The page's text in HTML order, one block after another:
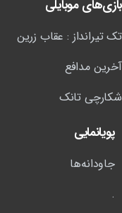
بازی‌های موبایلی
تک تیرانداز : عقاب زرین
آخرین مدافع
شکارچی تانک
پویانمایی
جاودانه‌ها
.